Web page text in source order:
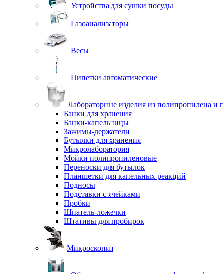
Устройства для сушки посуды
Газоанализаторы
Весы
Пипетки автоматические
Лабораторные изделия из полипропилена и
Банки для хранения
Банки-капельницы
Зажимы-держатели
Бутылки для хранения
Микролаборатория
Мойки полипропиленовые
Переноски для бутылок
Планшетки для капельных реакций
Подносы
Подставки с ячейками
Пробки
Шпатель-ложечки
Штативы для пробирок
Микроскопия